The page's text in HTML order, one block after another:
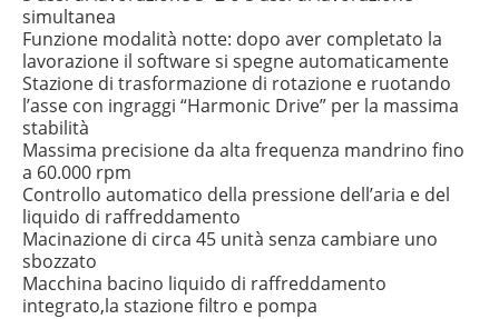
simultanea
Funzione modalità notte: dopo aver completato la
lavorazione il software si spegne automaticamente
Stazione di trasformazione di rotazione e ruotando
l’asse con ingraggi “Harmonic Drive” per la massima
stabilità
Massima precisione da alta frequenza mandrino fino
a 60.000 rpm
Controllo automatico della pressione dell’aria e del
liquido di raffreddamento
Macinazione di circa 45 unità senza cambiare uno
sbozzato
Macchina bacino liquido di raffreddamento
integrato,la stazione filtro e pompa